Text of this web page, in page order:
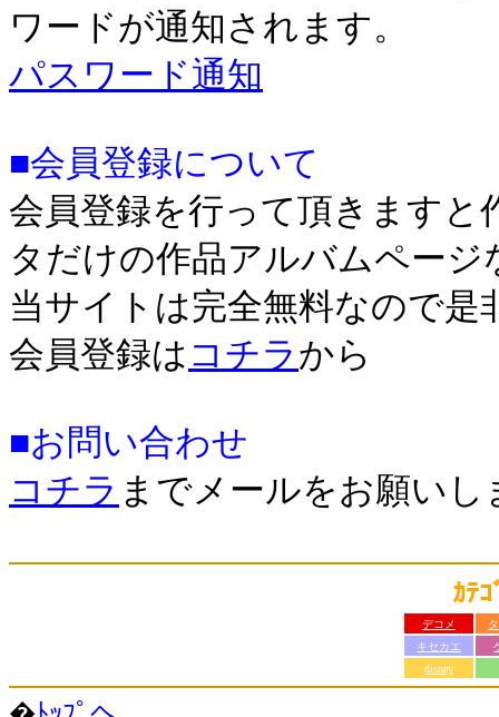
ワードが通知されます。
パスワード通知
■会員登録について
会員登録を行って頂きますと
タだけの作品アルバムペー
当サイトは完全無料なので是
会員登録は コチラ から
■お問い合わせ
コチラ までメールをお願いし
ｶﾃ
デコメ
キセカエ
disney